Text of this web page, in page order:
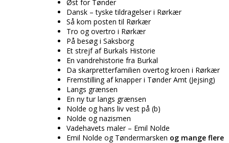
Øst for Tønder
Dansk – tyske tildragelser i Rørkær
Så kom posten til Rørkær
Tro og overtro i Rørkær
På besøg i Saksborg
Et strejf af Burkals Historie
En vandrehistorie fra Burkal
Da skarpretterfamilien overtog kroen i Rørkær
Fremstilling af knapper i Tønder Amt (Jejsing)
Langs grænsen
En ny tur langs grænsen
Nolde og hans liv vest på (b)
Nolde og nazismen
Vadehavets maler – Emil Nolde
Emil Nolde og Tøndermarsken og mange flere